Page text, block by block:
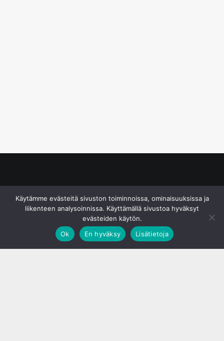
Käytämme evästeitä sivuston toiminnoissa, ominaisuuksissa ja
liikenteen analysoinnissa. Käyttämällä sivustoa hyväksyt
evästeiden käytön.
Ok
En hyväksy Lisätietoja